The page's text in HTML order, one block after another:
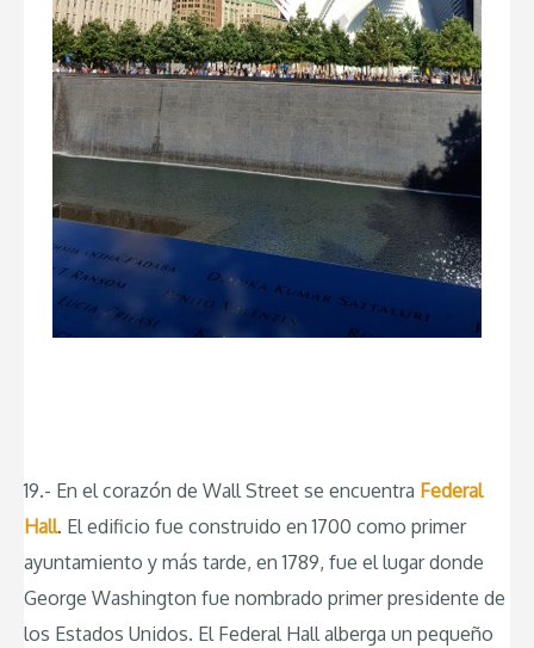
19.- En el corazón de Wall Street se encuentra Federal
Hall. El edificio fue construido en 1700 como primer
ayuntamiento y más tarde, en 1789, fue el lugar donde
George Washington fue nombrado primer presidente de
los Estados Unidos. El Federal Hall alberga un pequeño